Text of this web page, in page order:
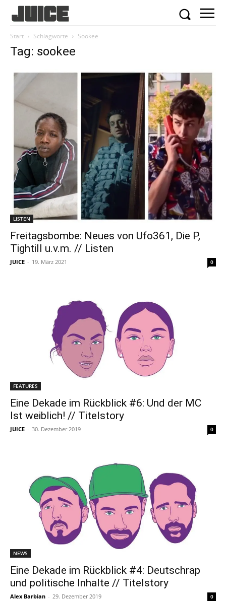
Start Schlagworte Sookee
Tag: sookee
LISTEN
Freitagsbombe: Neues von Ufo361, Die P,
Tightill u.v.m. // Listen
JUICE - 19. März 2021 0
FEATURES
Eine Dekade im Rückblick #6: Und der MC
Ist weiblich! // Titelstory
JUICE - 30. Dezember 2019 0
NEWS
Eine Dekade im Rückblick #4: Deutschrap
und politische Inhalte // Titelstory
Alex Barbian - 29. Dezember 2019 0